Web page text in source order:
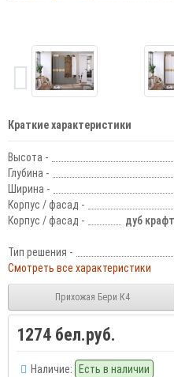
Краткие характеристики
Высота -
Глубина -
Ширина -
Корпус / фасад -
Корпус / фасад -
дуб
Тип решения -
Смотреть все характеристики
Прихожая Бери К4
1274 бел.руб.
Наличие: Есть в наличии